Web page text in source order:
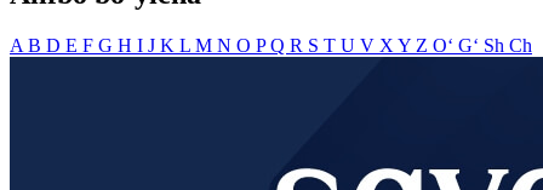
A B D E F G H I J K L M N O PQ R S T U V X Y Z O‘ G‘ Sh Ch